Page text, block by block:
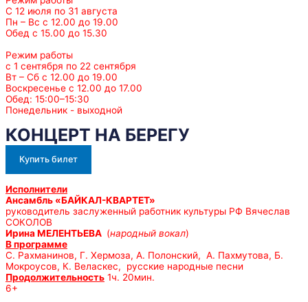
С 12 июля по 31 августа
Пн – Вс с 12.00 до 19.00
Обед с 15.00 до 15.30
Режим работы
с 1 сентября по 22 сентября
Вт – Сб с 12.00 до 19.00
Воскресенье с 12.00 до 17.00
Обед: 15:00–15:30
Понедельник - выходной
КОНЦЕРТ НА БЕРЕГУ
Купить билет
Исполнители
Ансамбль «БАЙКАЛ-КВАРТЕТ»
руководитель заслуженный работник культуры РФ Вячеслав
СОКОЛОВ
Ирина МЕЛЕНТЬЕВА (народный вокал)
В программе
С. Рахманинов, Г. Хермоза, А. Полонский, А. Пахмутова, Б.
Мокроусов, К. Веласкес, русские народные песни
Продолжительность 1ч. 20мин.
6+